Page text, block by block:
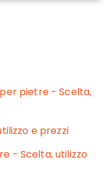
pietre - Scelta,
e prezzi
- Scelta, utilizzo